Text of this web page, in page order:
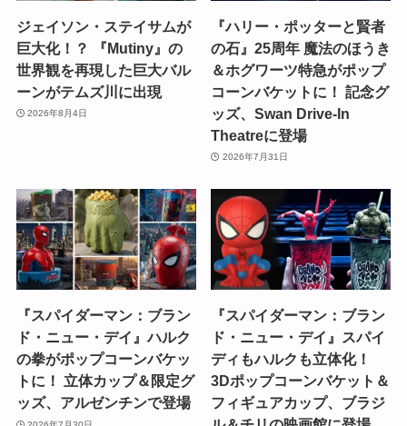
ジェイソン・ステイサムが
巨大化！？ 『Mutiny』の
世界観を再現した巨大バル
ーンがテムズ川に出現
2026年8月4日
『ハリー・ポッターと賢者
の石』25周年 魔法のほうき
＆ホグワーツ特急がポップ
コーンバケットに！ 記念グ
ッズ、Swan Drive-In
Theatreに登場
2026年7月31日
『スパイダーマン：ブラン
ド・ニュー・デイ』ハルク
の拳がポップコーンバケッ
トに！ 立体カップ＆限定グ
ッズ、アルゼンチンで登場
『スパイダーマン：ブラン
ド・ニュー・デイ』スパイ
ディもハルクも立体化！
3Dポップコーンバケット＆
フィギュアカップ、ブラジ